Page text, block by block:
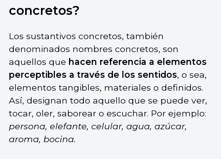
concretos?
Los sustantivos concretos, también
denominados nombres concretos, son
aquellos que hacen referencia a elementos
perceptibles a través de los sentidos, o sea,
elementos tangibles, materiales o definidos.
Así, designan todo aquello que se puede ver,
tocar, oler, saborear o escuchar. Por ejemplo:
persona, elefante, celular, agua, azúcar,
aroma, bocina.